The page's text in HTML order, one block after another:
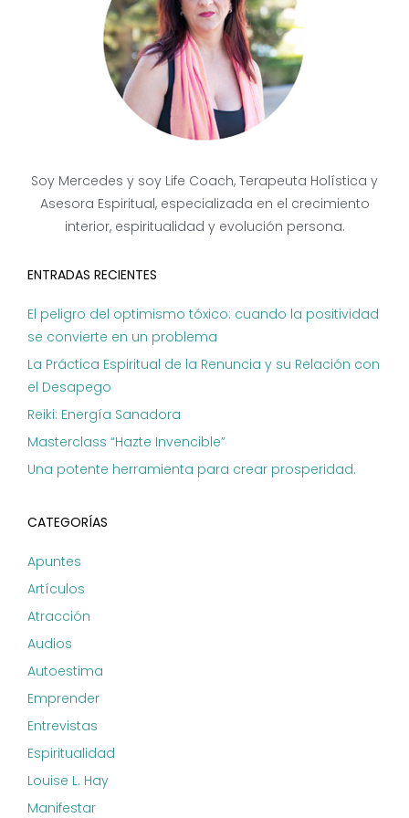
Soy Mercedes y soy Life Coach, Terapeuta Holística y
Asesora Espiritual, especializada en el crecimiento
interior, espiritualidad y evolución persona.
ENTRADAS RECIENTES
El peligro del optimismo tóxico: cuando la positividad
se convierte en un problema
La Práctica Espiritual de la Renuncia y su Relación con
el Desapego
Reiki: Energía Sanadora
Masterclass “Hazte Invencible”
Una potente herramienta para crear prosperidad.
CATEGORÍAS
Apuntes
Artículos
Atracción
Audios
Autoestima
Emprender
Entrevistas
Espiritualidad
Louise L. Hay
Manifestar